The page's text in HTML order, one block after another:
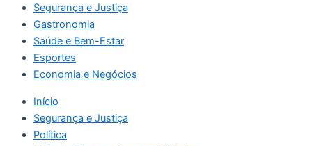
Segurança e Justiça
Gastronomia
Saúde e Bem-Estar
Esportes
Economia e Negócios
Início
Segurança e Justiça
Política